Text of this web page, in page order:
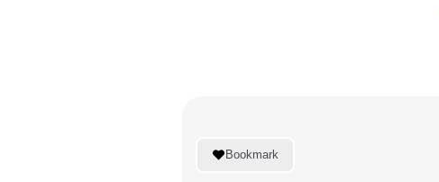
Bookmark